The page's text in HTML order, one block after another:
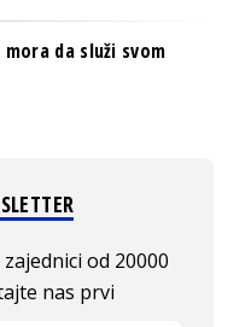
da služi svom
od 20000
nas prvi